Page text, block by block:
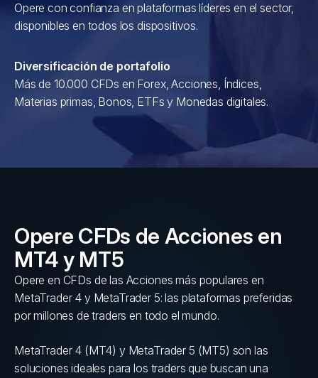
Opere con confianza en plataformas líderes en el sector,
disponibles en todos los dispositivos.
Diversificación de portafolio
Más de 10.000 CFDs en Forex, Acciones, Índices,
Materias primas, Bonos, ETFs y Monedas digitales.
Opere CFDs de Acciones en
MT4 y MT5
Opere en CFDs de las Acciones más populares en
MetaTrader 4 y MetaTrader 5: las plataformas preferidas
por millones de traders en todo el mundo.
MetaTrader 4 (MT4) y MetaTrader 5 (MT5) son las
soluciones ideales para los traders que buscan una